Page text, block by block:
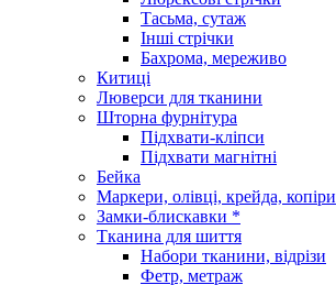
Тасьма, сутаж
Інші стрічки
Бахрома, мереживо
Китиці
Люверси для тканини
Шторна фурнітура
Підхвати-кліпси
Підхвати магнітні
Бейка
Маркери, олівці, крейда, копіри
Замки-блискавки *
Тканина для шиття
Набори тканини, відрізи
Фетр, метраж